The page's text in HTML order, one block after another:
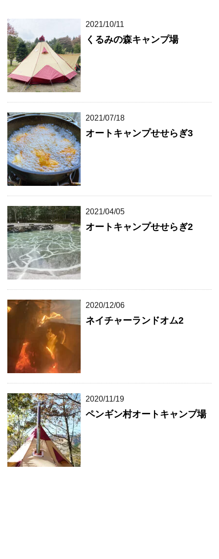
2021/10/11
くるみの森キャンプ場
2021/07/18
オートキャンプせせらぎ3
2021/04/05
オートキャンプせせらぎ2
2020/12/06
ネイチャーランドオム2
2020/11/19
ペンギン村オートキャンプ場